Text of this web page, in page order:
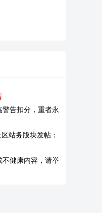
告扣分，重者永
站务版块发帖：
不健康内容，请举